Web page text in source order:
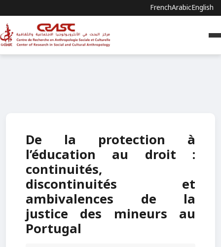
FrenchArabicEnglish
De la protection à
l’éducation au droit :
continuités,
discontinuités et
ambivalences de la
justice des mineurs au
Portugal